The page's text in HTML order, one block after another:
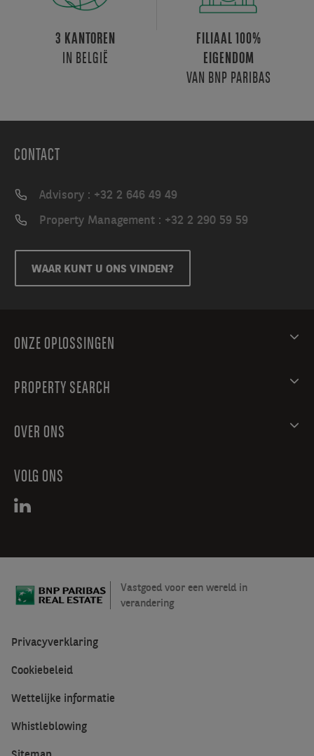
3 KANTOREN
IN BELGIË
FILIAAL 100%
EIGENDOM
VAN BNP PARIBAS
CONTACT
Advisory : +32 2 646 49 49
Property Management : +32 2 290 59 59
WAAR KUNT U ONS VINDEN?
ONZE OPLOSSINGEN
PROPERTY SEARCH
OVER ONS
VOLG ONS
Vastgoed voor een wereld in
verandering
Privacyverklaring
Cookiebeleid
Wettelijke informatie
Whistleblowing